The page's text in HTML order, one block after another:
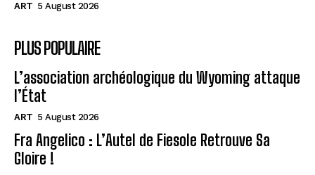
ART 5 August 2026
PLUS POPULAIRE
L’association archéologique du Wyoming attaque
l’État
ART 5 August 2026
Fra Angelico : L’Autel de Fiesole Retrouve Sa
Gloire !